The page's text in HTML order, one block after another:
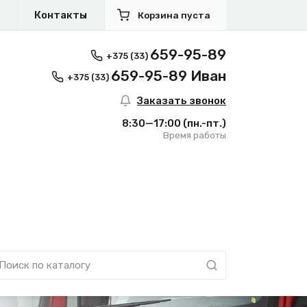
Контакты Корзина пуста
+375 (33) 659-95-89
+375 (33) 659-95-89 Иван
Заказать звонок
8:30—17:00 (пн.-пт.)
Время работы